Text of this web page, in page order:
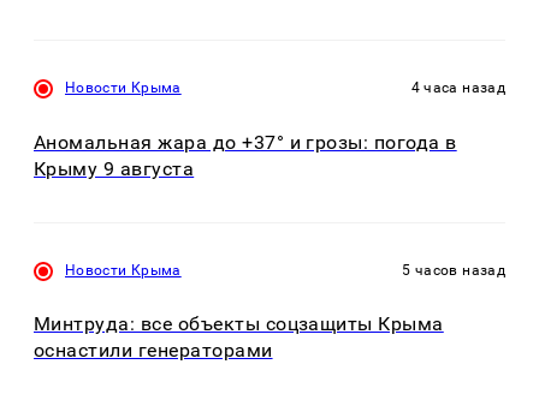
Новости Крыма 4 часа назад
Аномальная жара до +37° и грозы: погода в
Крыму 9 августа
Новости Крыма 5 часов назад
Минтруда: все объекты соцзащиты Крыма
оснастили генераторами